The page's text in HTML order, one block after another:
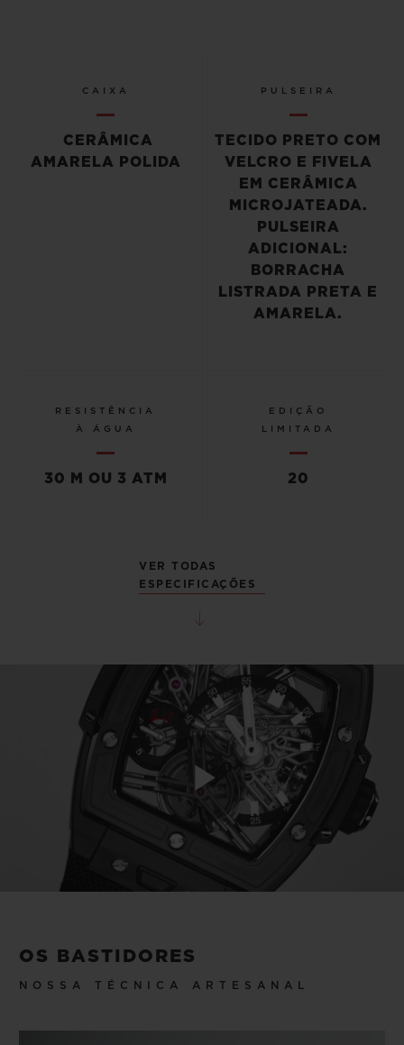
CAIXA
CERÂMICA
AMARELA POLIDA
PULSEIRA
TECIDO PRETO COM
VELCRO E FIVELA
EM CERÂMICA
MICROJATEADA.
PULSEIRA
ADICIONAL:
BORRACHA
LISTRADA PRETA E
AMARELA.
RESISTÊNCIA
À ÁGUA
30 M OU 3 ATM
EDIÇÃO
LIMITADA
20
VER TODAS
ESPECIFICAÇÕES
Play
OS BASTIDORES
NOSSA TÉCNICA ARTESANAL